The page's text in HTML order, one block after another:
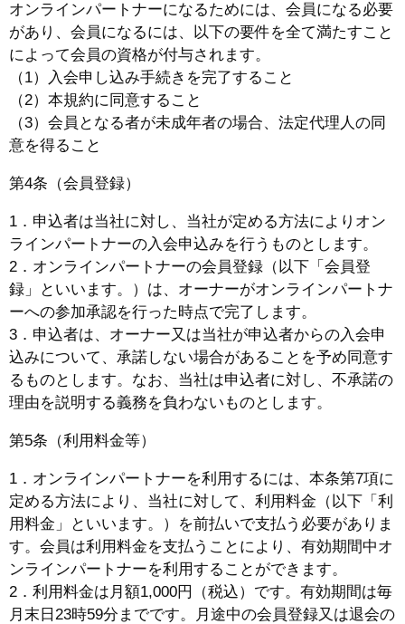
オンラインパートナーになるためには、会員になる必要
があり、会員になるには、以下の要件を全て満たすこと
によって会員の資格が付与されます。
（1）入会申し込み手続きを完了すること
（2）本規約に同意すること
（3）会員となる者が未成年者の場合、法定代理人の同
意を得ること
第4条（会員登録）
1．申込者は当社に対し、当社が定める方法によりオン
ラインパートナーの入会申込みを行うものとします。
2．オンラインパートナーの会員登録（以下「会員登
録」といいます。）は、オーナーがオンラインパートナ
ーへの参加承認を行った時点で完了します。
3．申込者は、オーナー又は当社が申込者からの入会申
込みについて、承諾しない場合があることを予め同意す
るものとします。なお、当社は申込者に対し、不承諾の
理由を説明する義務を負わないものとします。
第5条（利用料金等）
1．オンラインパートナーを利用するには、本条第7項に
定める方法により、当社に対して、利用料金（以下「利
用料金」といいます。）を前払いで支払う必要がありま
す。会員は利用料金を支払うことにより、有効期間中オ
ンラインパートナーを利用することができます。
2．利用料金は月額1,000円（税込）です。有効期間は毎
月末日23時59分までです。月途中の会員登録又は退会の